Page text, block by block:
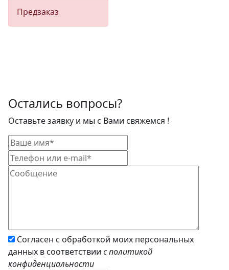
Предзаказ
Остались вопросы?
Оставьте заявку и мы с Вами свяжемся !
Согласен с обработкой моих персональных
данных в соответствии с политикой
конфиденциальности